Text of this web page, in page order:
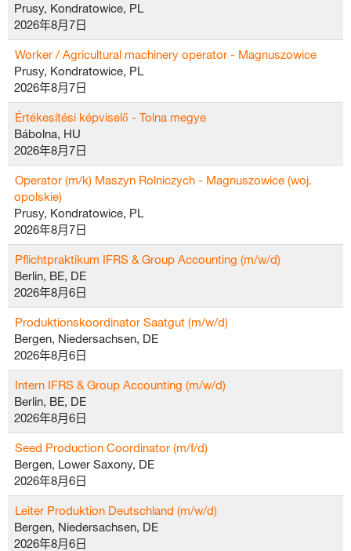
Prusy, Kondratowice, PL
2026年8月7日
Worker / Agricultural machinery operator - Magnuszowice
Prusy, Kondratowice, PL
2026年8月7日
Értékesítési képviselő - Tolna megye
Bábolna, HU
2026年8月7日
Operator (m/k) Maszyn Rolniczych - Magnuszowice (woj.
opolskie)
Prusy, Kondratowice, PL
2026年8月7日
Pflichtpraktikum IFRS & Group Accounting (m/w/d)
Berlin, BE, DE
2026年8月6日
Produktionskoordinator Saatgut (m/w/d)
Bergen, Niedersachsen, DE
2026年8月6日
Intern IFRS & Group Accounting (m/w/d)
Berlin, BE, DE
2026年8月6日
Seed Production Coordinator (m/f/d)
Bergen, Lower Saxony, DE
2026年8月6日
Leiter Produktion Deutschland (m/w/d)
Bergen, Niedersachsen, DE
2026年8月6日